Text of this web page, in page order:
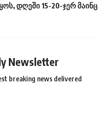
დღეში 15-20-ჯერ მაინც
Newsletter
breaking news delivered